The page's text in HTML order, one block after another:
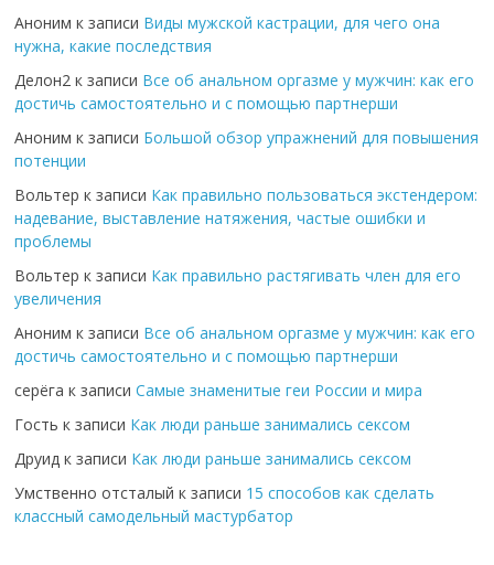
Аноним к записи Виды мужской кастрации, для чего она
нужна, какие последствия
Делон2 к записи Все об анальном оргазме у мужчин: как его
достичь самостоятельно и с помощью партнерши
Аноним к записи Большой обзор упражнений для повышения
потенции
Вольтер к записи Как правильно пользоваться экстендером:
надевание, выставление натяжения, частые ошибки и
проблемы
Вольтер к записи Как правильно растягивать член для его
увеличения
Аноним к записи Все об анальном оргазме у мужчин: как его
достичь самостоятельно и с помощью партнерши
серёга к записиСамые знаменитые геи России и мира
Гость к записи Как люди раньше занимались сексом
Друид к записи Как люди раньше занимались сексом
Умственно отсталый к записи 15 способов как сделать
классный самодельный мастурбатор